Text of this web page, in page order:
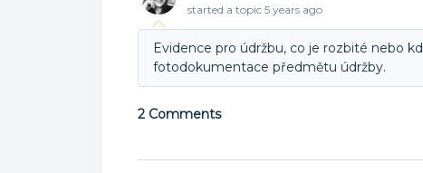
started a topic 5 years ago
Evidence pro údržbu, co je rozbité nebo
fotodokumentace předmětu údržby.
2 Comments